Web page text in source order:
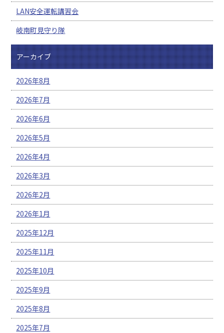
LAN安全運転講習会
岐南町見守り隊
アーカイブ
2026年8月
2026年7月
2026年6月
2026年5月
2026年4月
2026年3月
2026年2月
2026年1月
2025年12月
2025年11月
2025年10月
2025年9月
2025年8月
2025年7月